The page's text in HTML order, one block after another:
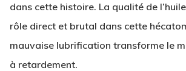
dans cette histoire. La qualité de
rôle direct et brutal dans cette
mauvaise lubrification transforme le
à retardement.